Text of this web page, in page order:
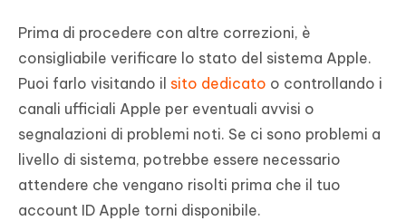
Prima di procedere con altre correzioni, è
consigliabile verificare lo stato del sistema Apple.
Puoi farlo visitando il sito dedicato o controllando i
canali ufficiali Apple per eventuali avvisi o
segnalazioni di problemi noti. Se ci sono problemi a
livello di sistema, potrebbe essere necessario
attendere che vengano risolti prima che il tuo
account ID Apple torni disponibile.